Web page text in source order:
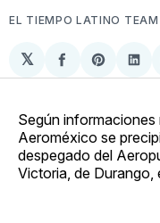
EL TIEMPO LATINO TEAM
𝕏
Compartir
en
Share
on
en
Según informaciones
Aeroméxico se
despegado del
Victoria, de Durango,